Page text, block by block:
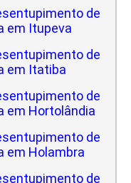
de
em Itupeva
de
em Itatiba
de
em Hortolândia
de
em Holambra
de